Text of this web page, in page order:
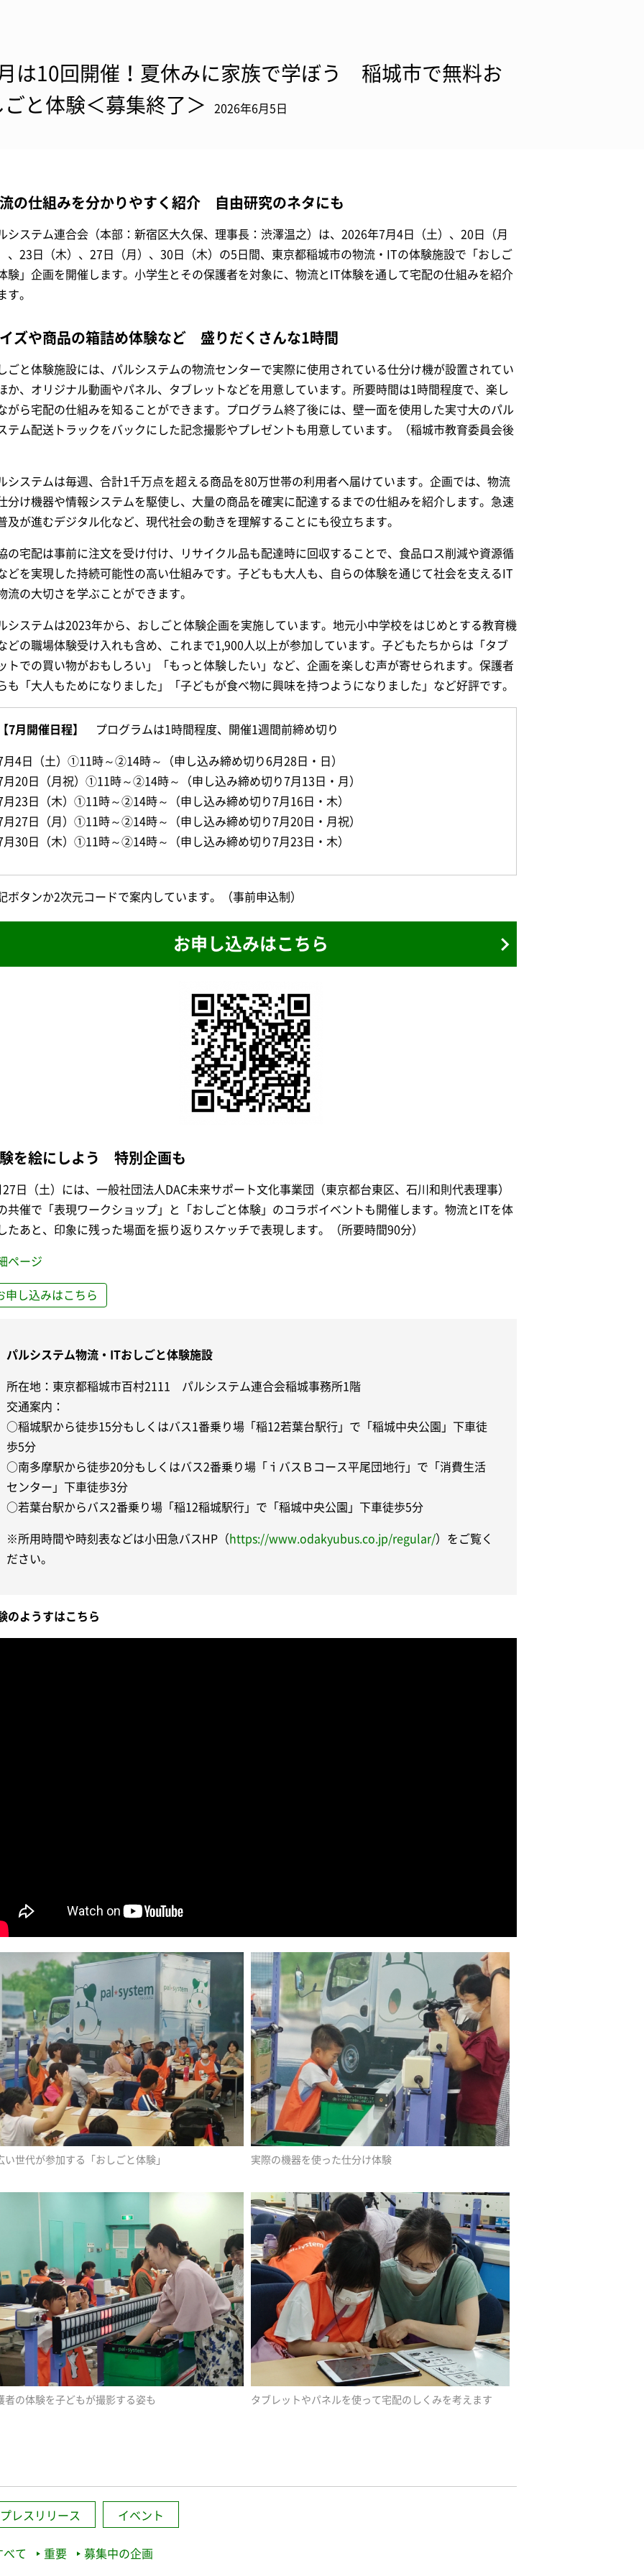
は10回開催！夏休みに家族で学ぼう 稲城市で無料お
ごと体験＜募集終了＞
2026年6月5日
の仕組みを分かりやすく紹介 自由研究のネタにも
システム連合会（本部：新宿区大久保、理事長：渋澤温之）は、2026年7月4日（土）、20日（月
、23日（木）、27日（月）、30日（木）の5日間、東京都稲城市の物流・ITの体験施設で「おしご
験」企画を開催します。小学生とその保護者を対象に、物流とIT体験を通して宅配の仕組みを紹介
す。
ズや商品の箱詰め体験など 盛りだくさんな1時間
ごと体験施設には、パルシステムの物流センターで実際に使用されている仕分け機が設置されてい
か、オリジナル動画やパネル、タブレットなどを用意しています。所要時間は1時間程度で、楽し
がら宅配の仕組みを知ることができます。プログラム終了後には、壁一面を使用した実寸大のパル
テム配送トラックをバックにした記念撮影やプレゼントも用意しています。（稲城市教育委員会後
システムは毎週、合計1千万点を超える商品を80万世帯の利用者へ届けています。企画では、物流
分け機器や情報システムを駆使し、大量の商品を確実に配達するまでの仕組みを紹介します。急速
及が進むデジタル化など、現代社会の動きを理解することにも役立ちます。
の宅配は事前に注文を受け付け、リサイクル品も配達時に回収することで、食品ロス削減や資源循
どを実現した持続可能性の高い仕組みです。子どもも大人も、自らの体験を通じて社会を支えるIT
流の大切さを学ぶことができます。
システムは2023年から、おしごと体験企画を実施しています。地元小中学校をはじめとする教育機
どの職場体験受け入れも含め、これまで1,900人以上が参加しています。子どもたちからは「タブ
トでの買い物がおもしろい」「もっと体験したい」など、企画を楽しむ声が寄せられます。保護者
も「大人もためになりました」「子どもが食べ物に興味を持つようになりました」など好評です。
7月開催日程】 プログラムは1時間程度、開催1週間前締め切り
月4日（土）①11時～②14時～（申し込み締め切り6月28日・日）
月20日（月祝）①11時～②14時～（申し込み締め切り7月13日・月）
月23日（木）①11時～②14時～（申し込み締め切り7月16日・木）
月27日（月）①11時～②14時～（申し込み締め切り7月20日・月祝）
月30日（木）①11時～②14時～（申し込み締め切り7月23日・木）
ボタンか2次元コードで案内しています。（事前申込制）
お申し込みはこちら
を絵にしよう 特別企画も
27日（土）には、一般社団法人DAC未来サポート文化事業団（東京都台東区、石川和則代表理事）
共催で「表現ワークショップ」と「おしごと体験」のコラボイベントも開催します。物流とITを体
たあと、印象に残った場面を振り返りスケッチで表現します。（所要時間90分）
ページ
申し込みはこちら
パルシステム物流・ITおしごと体験施設
所在地：東京都稲城市百村2111 パルシステム連合会稲城事務所1階
交通案内：
○稲城駅から徒歩15分もしくはバス1番乗り場「稲12若葉台駅行」で「稲城中央公園」下車徒
歩5分
○南多摩駅から徒歩20分もしくはバス2番乗り場「ｉバスＢコース平尾団地行」で「消費生活
センター」下車徒歩3分
○若葉台駅からバス2番乗り場「稲12稲城駅行」で「稲城中央公園」下車徒歩5分
※所用時間や時刻表などは小田急バスHP（ https://www.odakyubus.co.jp/regular/）をご覧く
ださい。
のようすはこちら
い世代が参加する「おしごと体験」 実際の機器を使った仕分け体験
者の体験を子どもが撮影する姿も タブレットやパネルを使って宅配のしくみを考えます
プレスリリース イベント
べて 重要 募集中の企画